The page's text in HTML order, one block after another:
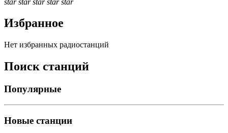
Избранное
Нет избранных радиостанций
Поиск станций
Популярные
Новые станции